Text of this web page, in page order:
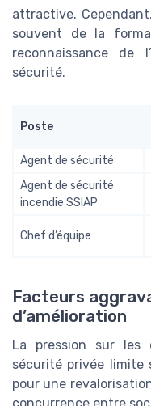
attractive.
souvent de la
reconnaissance de
sécurité.
Poste
Agent de sécurité
Agent de sécurité
incendie SSIAP
Chef d’équipe
Facteurs
d’amélioration
La pression sur les
sécurité privée limite
pour une